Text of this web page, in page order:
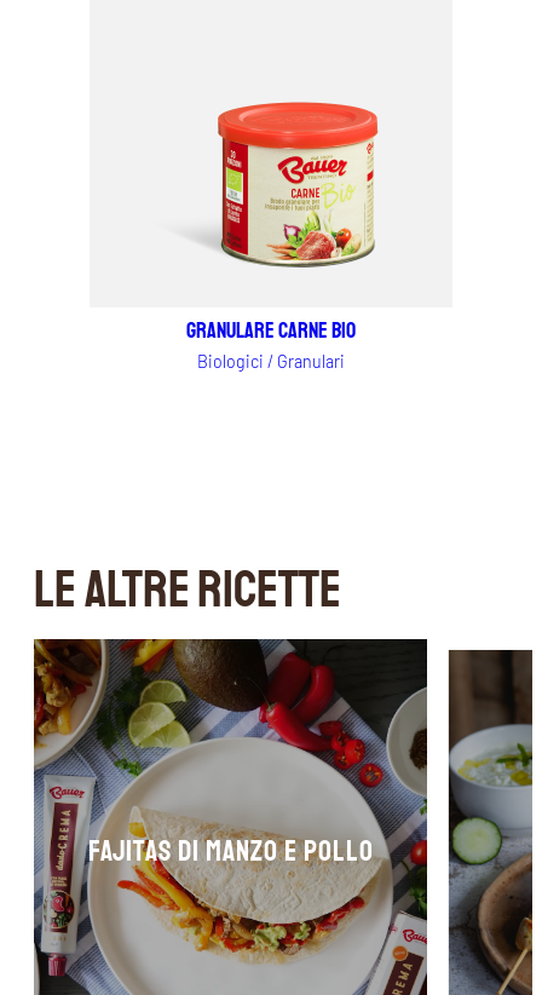
Granulare Carne Bio
Biologici / Granulari
LE ALTRE RICETTE
FAJITAS DI MANZO E POLLO